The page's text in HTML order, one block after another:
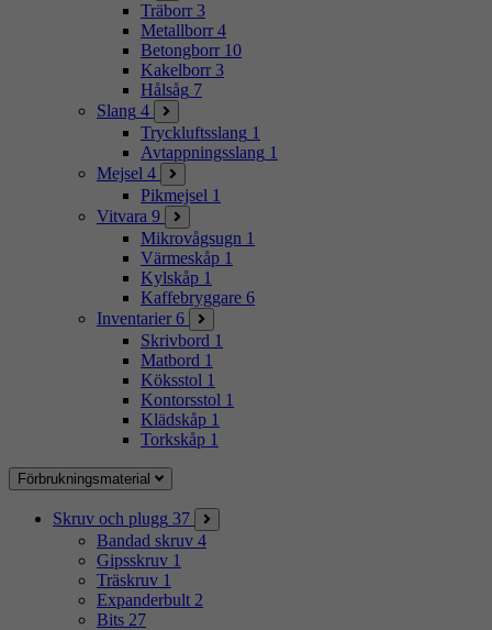
Träborr 3
Metallborr 4
Betongborr 10
Kakelborr 3
Hålsåg 7
Slang 4
Tryckluftsslang 1
Avtappningsslang 1
Mejsel 4
Pikmejsel 1
Vitvara 9
Mikrovågsugn 1
Värmeskåp 1
Kylskåp 1
Kaffebryggare 6
Inventarier 6
Skrivbord 1
Matbord 1
Köksstol 1
Kontorsstol 1
Klädskåp 1
Torkskåp 1
Förbrukningsmaterial
Skruv och plugg 37
Bandad skruv 4
Gipsskruv 1
Träskruv 1
Expanderbult 2
Bits 27